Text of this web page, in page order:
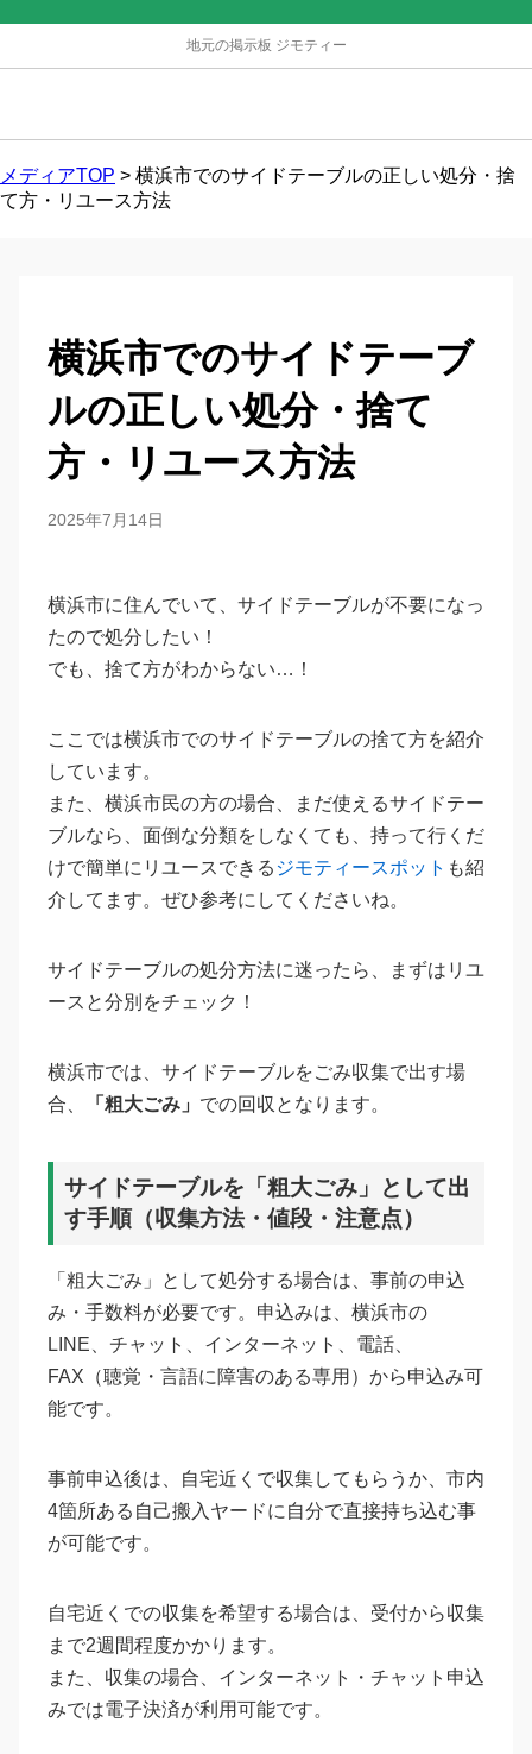
地元の掲示板 ジモティー
メディアTOP > 横浜市でのサイドテーブルの正しい処分・捨
て方・リユース方法
横浜市でのサイドテーブ
ルの正しい処分・捨て
方・リユース方法
2025年7月14日
横浜市に住んでいて、サイドテーブルが不要になっ
たので処分したい！
でも、捨て方がわからない…！
ここでは横浜市でのサイドテーブルの捨て方を紹介
しています。
また、横浜市民の方の場合、まだ使えるサイドテー
ブルなら、面倒な分類をしなくても、持って行くだ
けで簡単にリユースできる ジモティースポット も紹
介してます。ぜひ参考にしてくださいね。
サイドテーブルの処分方法に迷ったら、まずはリユ
ースと分別をチェック！
横浜市では、サイドテーブルをごみ収集で出す場
合、
「粗大ごみ」 での回収となります。
サイドテーブルを「粗大ごみ」として出
す手順（収集方法・値段・注意点）
「粗大ごみ」として処分する場合は、事前の申込
み・手数料が必要です。申込みは、横浜市の
LINE、チャット、インターネット、電話、
FAX（聴覚・言語に障害のある専用）から申込み可
能です。
事前申込後は、自宅近くで収集してもらうか、市内
4箇所ある自己搬入ヤードに自分で直接持ち込む事
が可能です。
自宅近くでの収集を希望する場合は、受付から収集
まで2週間程度かかります。
また、収集の場合、インターネット・チャット申込
みでは電子決済が利用可能です。